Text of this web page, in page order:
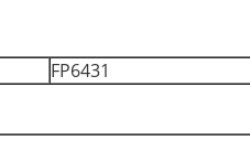
FP6431